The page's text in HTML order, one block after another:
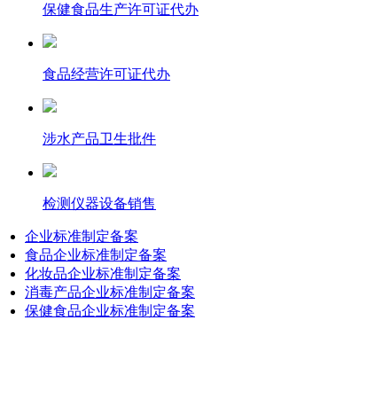
保健食品生产许可证代办
食品经营许可证代办
涉水产品卫生批件
检测仪器设备销售
企业标准制定备案
食品企业标准制定备案
化妆品企业标准制定备案
消毒产品企业标准制定备案
保健食品企业标准制定备案